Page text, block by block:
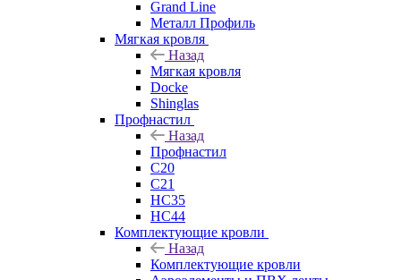
Grand Line
Металл Профиль
Мягкая кровля
Назад
Мягкая кровля
Docke
Shinglas
Профнастил
Назад
Профнастил
C20
C21
НС35
НС44
Комплектующие кровли
Назад
Комплектующие кровли